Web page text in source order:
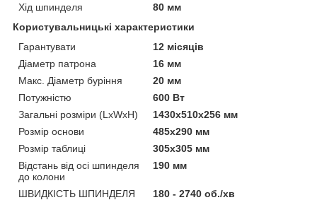
Хід шпинделя
80 мм
Користувальницькі характеристики
Гарантувати
12 місяців
Діаметр патрона
16 мм
Макс. Діаметр буріння
20 мм
Потужністю
600 Вт
Загальні розміри (LxWxH)
1430x510x256 мм
Розмір основи
485x290 мм
Розмір таблиці
305x305 мм
Відстань від осі шпинделя
до колони
190 мм
ШВИДКІСТЬ ШПИНДЕЛЯ
180 - 2740 об./хв